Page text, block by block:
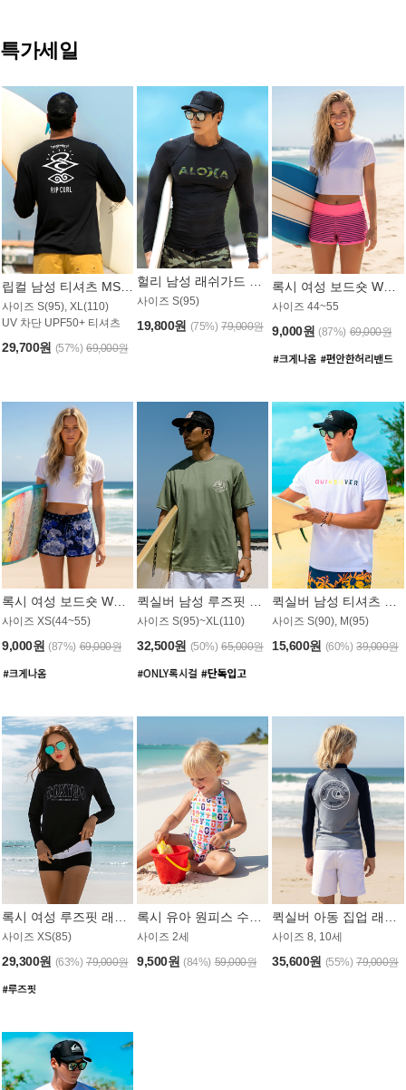
특가세일
사이즈 S(95), XL(110)
UV 차단 UPF50+ 티셔츠
29,700원 (57%) 69,000원
사이즈 S(95)
19,800원 (75%) 79,000원
사이즈 44~55
9,000원 (87%) 69,000원
사이즈 XS(44~55)
9,000원 (87%) 69,000원
사이즈 S(95)~XL(110)
32,500원 (50%) 65,000원
사이즈 S(90), M(95)
15,600원 (60%) 39,000원
사이즈 XS(85)
29,300원 (63%) 79,000원
사이즈 2세
9,500원 (84%) 59,000원
사이즈 8, 10세
35,600원 (55%) 79,000원